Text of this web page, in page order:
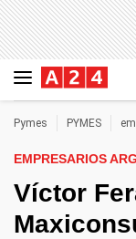
Pymes PYMES
EMPRESARIOS
Víctor